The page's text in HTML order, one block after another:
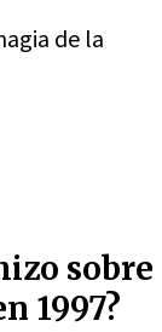
de la
sobre
1997?